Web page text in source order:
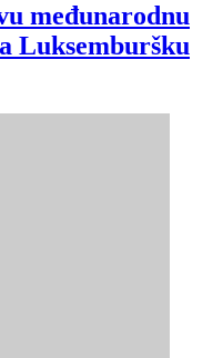
međunarodnu
Luksemburšku